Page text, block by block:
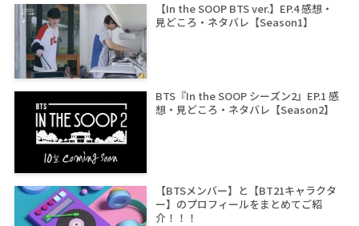
【In the SOOP BTS ver.】EP.4 感想・
見どころ・ネタバレ【Season1】
BTS『In the SOOP シーズン2』EP.1 感
想・見どころ・ネタバレ【Season2】
【BTSメンバー】と【BT21キャラクタ
ー】のプロフィールをまとめてご紹
介！！！